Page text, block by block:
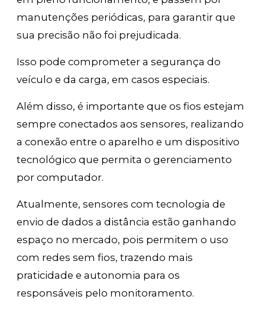
manutenções periódicas, para garantir que
sua precisão não foi prejudicada.
Isso pode comprometer a segurança do
veículo e da carga, em casos especiais.
Além disso, é importante que os fios estejam
sempre conectados aos sensores, realizando
a conexão entre o aparelho e um dispositivo
tecnológico que permita o gerenciamento
por computador.
Atualmente, sensores com tecnologia de
envio de dados a distância estão ganhando
espaço no mercado, pois permitem o uso
com redes sem fios, trazendo mais
praticidade e autonomia para os
responsáveis pelo monitoramento.